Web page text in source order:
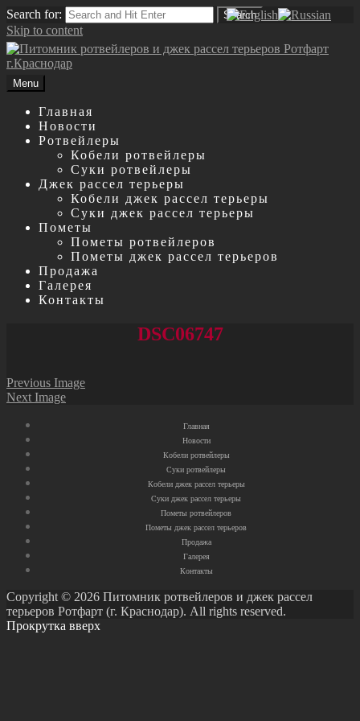
Search for: Search
Skip to content
Menu
Главная
Новости
Ротвейлеры
Кобели ротвейлеры
Суки ротвейлеры
Джек рассел терьеры
Кобели джек рассел терьеры
Суки джек рассел терьеры
Пометы
Пометы ротвейлеров
Пометы джек рассел терьеров
Продажа
Галерея
Контакты
DSC06747
Previous Image
Next Image
Главная
Новости
Кобели ротвейлеры
Суки ротвейлеры
Кобели джек рассел терьеры
Суки джек рассел терьеры
Пометы ротвейлеров
Пометы джек рассел терьеров
Продажа
Галерея
Контакты
Copyright © 2026 Питомник ротвейлеров и джек рассел
терьеров Ротфарт (г. Краснодар). All rights reserved.
Прокрутка вверх